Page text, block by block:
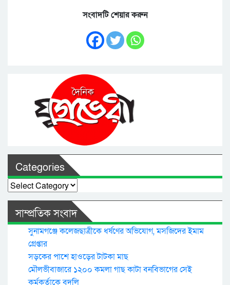
সংবাদটি শেয়ার করুন
Categories
Categories
সাম্প্রতিক সংবাদ
সুনামগঞ্জে কলেজছাত্রীকে ধর্ষণের অভিযোগ, মসজিদের ইমাম
গ্রেপ্তার
সড়কের পাশে হাওড়ের টাটকা মাছ
মৌলভীবাজারে ১২০০ কমলা গাছ কাটা বনবিভাগের সেই
কর্মকর্তাকে বদলি